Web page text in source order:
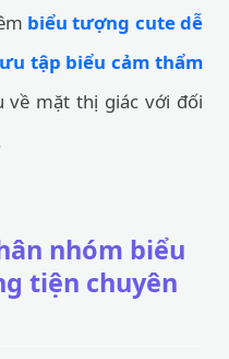
biểu tượng cute dễ
tập biểu cảm thẩm
về mặt thị giác với đối
nhóm biểu
tiện chuyên